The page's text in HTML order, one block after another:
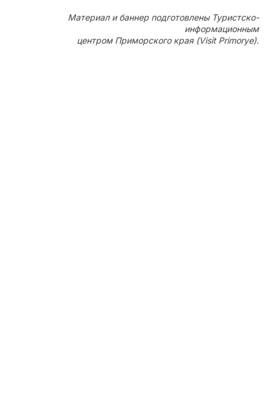
Материал и баннер подготовлены Туристско-
информационным
центром Приморского края (Visit Primorye).